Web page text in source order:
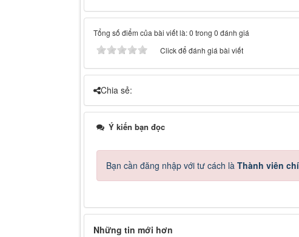
Tổng số điểm của bài viết là: 0 trong 0 đánh giá
Click để đánh giá bài viết
Chia sẻ:
Ý kiến bạn đọc
Bạn cần đăng nhập với tư cách là Thành viên
Những tin mới hơn